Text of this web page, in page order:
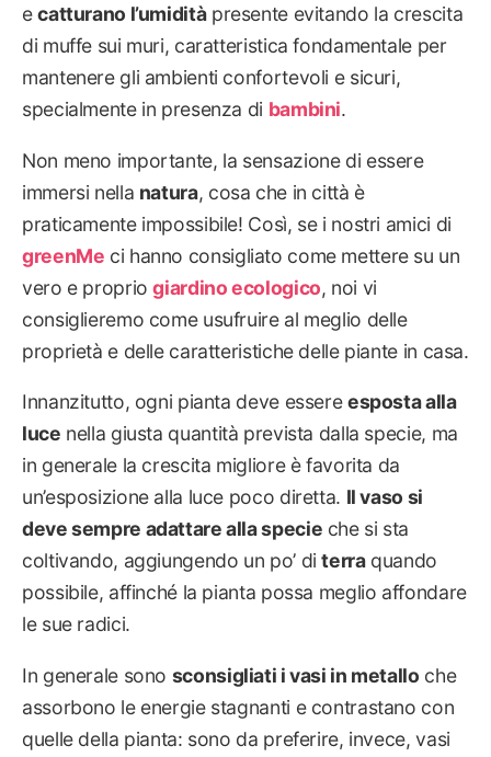
ecatturano l’umiditàpresente evitando la crescita
di muffe sui muri, caratteristica fondamentale per
mantenere gli ambienti confortevoli e sicuri,
specialmente in presenza di bambini.
Non meno importante, la sensazione di essere
immersi nella natura, cosa che in città è
praticamente impossibile! Così, se i nostri amici di
greenMe ci hanno consigliato come mettere su un
vero e propriogiardino ecologico, noi vi
consiglieremo come usufruire al meglio delle
proprietà e delle caratteristiche delle piante in casa.
Innanzitutto, ogni pianta deve essereesposta alla
luce nella giusta quantità prevista dalla specie, ma
in generale la crescita migliore è favorita da
un’esposizione alla luce poco diretta. Il vaso si
deve sempre adattare alla specie che si sta
coltivando, aggiungendo un po’ diterraquando
possibile, affinché la pianta possa meglio affondare
le sue radici.
In generale sono sconsigliati i vasi in metallo che
assorbono le energie stagnanti e contrastano con
quelle della pianta: sono da preferire, invece, vasi